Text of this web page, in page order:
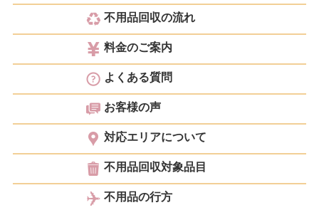
不用品回収の流れ
料金のご案内
よくある質問
お客様の声
対応エリアについて
不用品回収対象品目
不用品の行方